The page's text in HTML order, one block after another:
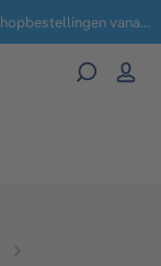
Geen administratie- en verzendkosten voor webshopbestellingen vanaf € 100,-.